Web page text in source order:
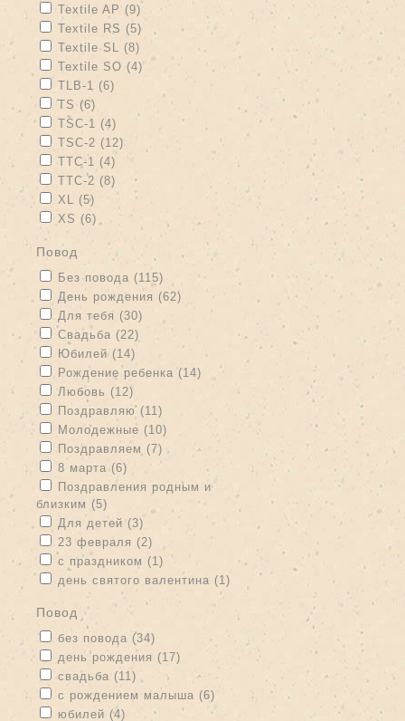
Apply Textile AP filter
Textile AP (9)
Apply Textile RS filter
Textile RS (5) Apply Textile RS filter
Apply Textile SL filter
Textile SL (8) Apply Textile SL filter
Apply Textile SO filter
Textile SO (4)Apply Textile SO filter
Apply TLB-1 filter
TLB-1 (6)
Apply TS filter
TS (6) Apply TS filter
Apply TSC-1 filter
TSC-1 (4) Apply TSC-1 filter
Apply TSC-2 filter
TSC-2 (12) Apply TSC-2 filter
Apply TTC-1 filter
TTC-1 (4)
Apply TTC-2 filter
TTC-2 (8) Apply TTC-2 filter
Apply XL filter
XL (5) Apply XL filter
Apply XS filter
XS (6)
повод
Apply Без повода filter
Без повода (115) Apply Без повода filter
Apply День рождения filter
День рождения (62) Apply День рождения filter
Apply Для тебя filter
Для тебя (30)
Apply Свадьба filter
Свадьба (22) Apply Свадьба filter
Apply Юбилей filter
Юбилей (14) Apply Юбилей filter
Apply Рождение ребенка filter
Рождение ребенка (14) Apply Рождение ребенка filter
Apply Любовь filter
Любовь (12) Apply Любовь filter
Apply Поздравляю filter
Поздравляю (11) Apply Поздравляю filter
Apply Молодежные filter
Молодежные (10) Apply Молодежные filter
Apply Поздравляем filter
Поздравляем (7) Apply Поздравляем filter
Apply 8 марта filter
8 марта (6)
Apply Поздравления родным и близким filter
Поздравления родным и
близким (5) Apply Поздравления родным и близким filter
Apply Для детей filter
Для детей (3)Apply Для детей filter
Apply 23 февраля filter
23 февраля (2)
Apply с праздником filter
с праздником (1) Apply с праздником filter
Apply день святого валентина filter
день святого валентина (1) Apply день святого
Повод
Apply без повода filter
без повода (34) Apply без повода filter
Apply день рождения filter
день рождения (17) Apply день рождения filter
Apply свадьба filter
свадьба (11) Apply свадьба filter
Apply с рождением малыша filter
с рождением малыша (6) Apply с рождением малыша
Apply юбилей filter
юбилей (4) Apply юбилей filter